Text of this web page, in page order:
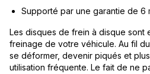
Supporté par une garantie de 6
Les disques de frein à disque sont
freinage de votre véhicule. Au fil
se déformer, devenir piqués et
utilisation fréquente. Le fait de ne